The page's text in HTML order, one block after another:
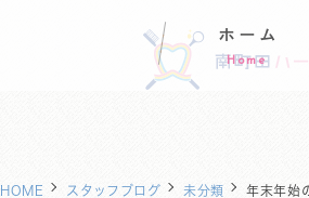
ホーム
Home
HOME スタッフブログ 未分類 年末年始